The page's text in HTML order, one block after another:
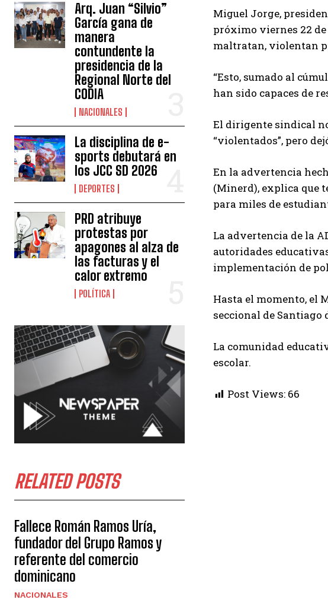
Arq. Juan “Silvio”
García gana de
manera
contundente la
presidencia de la
Regional Norte del
CODIA
NACIONALES
La disciplina de e-
sports debutará en
los JCC SD 2026
DEPORTES
PRD atribuye
protestas por
apagones al alza de
las facturas y el
calor extremo
POLÍTICA
RELATED POSTS
Fallece Román Ramos Uría,
fundador del Grupo Ramos y
referente del comercio
dominicano
NACIONALES
Miguel Jorge,
próximo viernes 22
maltratan, violentan
“Esto, sumado al
han sido capaces de
El dirigente sindical
“violentados”, pero
En la advertencia
(Minerd), explica que
para miles de
La advertencia de la
autoridades
implementación de
Hasta el momento, el
seccional de Santiago
La comunidad
escolar.
Post Views: 66